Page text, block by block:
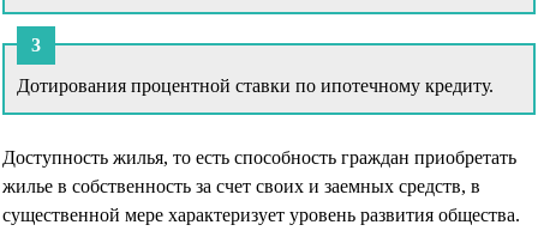
Дотирования процентной ставки по ипотечному кредиту.
Доступность жилья, то есть способность граждан приобретать
жилье в собственность за счет своих и заемных средств, в
существенной мере характеризует уровень развития общества.